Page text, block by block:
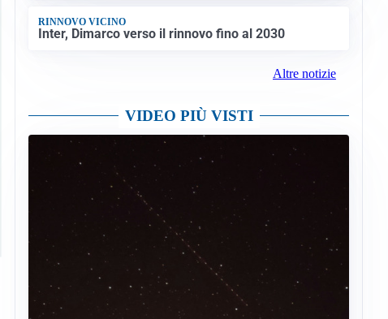
RINNOVO VICINO
Inter, Dimarco verso il rinnovo fino al 2030
Altre notizie
VIDEO PIÙ VISTI